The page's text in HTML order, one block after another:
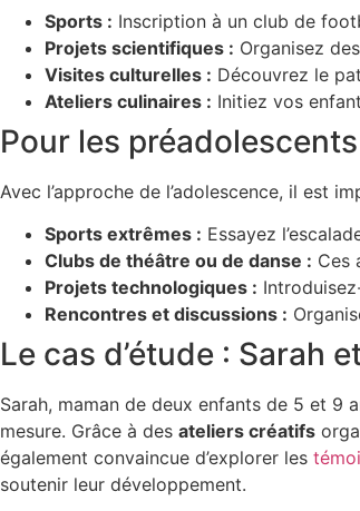
Sports : Inscription à un club de
Projets scientifiques : Organisez
Visites culturelles : Découvrez le
Ateliers culinaires : Initiez vos
Pour les
Avec l’approche de l’adolescence, il est
Sports extrêmes : Essayez
Clubs de théâtre ou de danse : Ces
Projets technologiques :
Rencontres et discussions :
Le cas d’étude : Sarah
Sarah, maman de deux enfants de 5 et 9
mesure. Grâce à des ateliers créatifs
également convaincue d’explorer les
soutenir leur développement.